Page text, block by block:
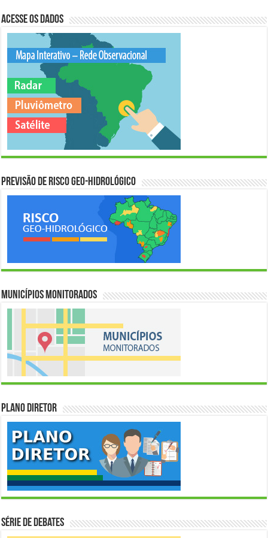
Acesse os Dados
Previsão de Risco Geo-Hidrológico
Municípios Monitorados
Plano Diretor
Série de Debates